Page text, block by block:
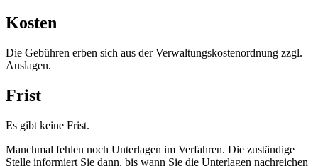
Kosten
Die Gebühren erben sich aus der Verwaltungskostenordnung zzgl.
Auslagen.
Frist
Es gibt keine Frist.
Manchmal fehlen noch Unterlagen im Verfahren. Die zuständige
Stelle informiert Sie dann, bis wann Sie die Unterlagen nachreichen